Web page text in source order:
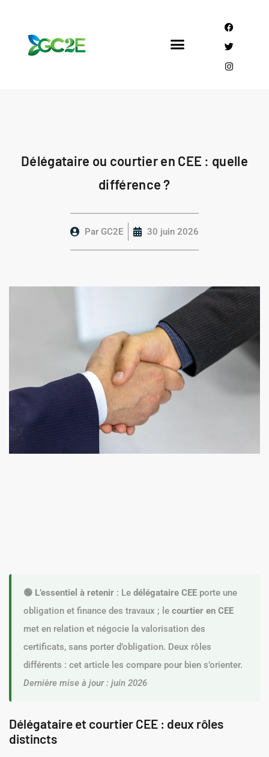
Délégataire ou courtier en CEE : quelle
différence ?
Par GC2E 30 juin 2026
🟢 L’essentiel à retenir : Le délégataire CEE porte une
obligation et finance des travaux ; le courtier en CEE
met en relation et négocie la valorisation des
certificats, sans porter d’obligation. Deux rôles
différents : cet article les compare pour bien s’orienter.
Dernière mise à jour : juin 2026
Délégataire et courtier CEE : deux rôles
distincts